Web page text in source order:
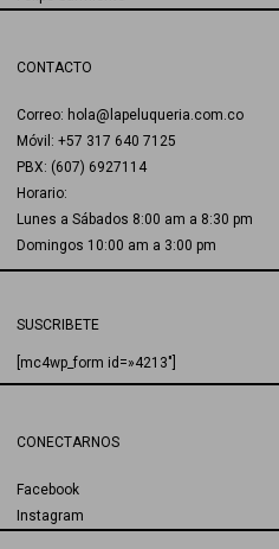
CONTACTO
Correo: hola@lapeluqueria.com.co
Móvil: +57 317 640 7125
PBX: (607) 6927114
Horario:
Lunes a Sábados 8:00 am a 8:30 pm
Domingos 10:00 am a 3:00 pm
SUSCRIBETE
[mc4wp_form id=»4213″]
CONECTARNOS
Facebook
Instagram